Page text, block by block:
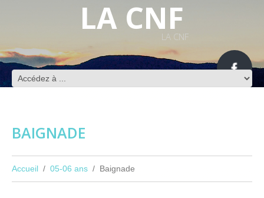
LA CNF
LA CNF
BAIGNADE
Accueil 05-06 ans Baignade